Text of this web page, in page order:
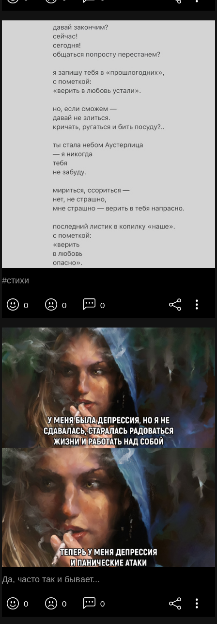
#стихи
0 0 0
Да, часто так и бывает...
0 0 0